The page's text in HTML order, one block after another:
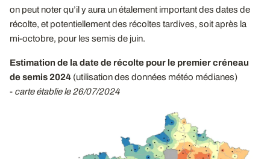
on peut noter qu’il y aura un étalement important des dates de
récolte, et potentiellement des récoltes tardives, soit après la
mi-octobre, pour les semis de juin.
Estimation de la date de récolte pour le premier créneau
de semis 2024 (utilisation des données météo médianes)
- carte établie le 26/07/2024